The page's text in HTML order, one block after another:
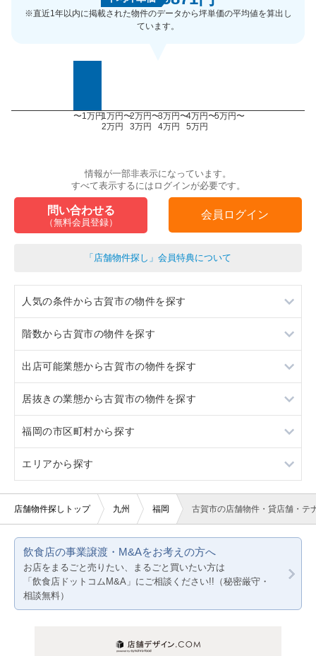
※直近1年以内に掲載された物件のデータから坪単価の平均値を算出し
ています。
〜1万円1万円〜
2万円
2万円〜
3万円
3万円〜
4万円
4万円〜
5万円
5万円〜
情報が一部非表示になっています。
すべて表示するにはログインが必要です。
問い合わせる
（無料会員登録）
会員ログイン
「店舗物件探し」会員特典について
人気の条件から古賀市の物件を探す
居抜き
スケルトン
ロードサイド物件
駐車場あり
看板取り付け可
20坪以下
階数から古賀市の物件を探す
1階
出店可能業態から古賀市の物件を探す
重飲食
軽飲食
バー・クラブ
居抜きの業態から古賀市の物件を探す
焼肉
福岡の市区町村から探す
北九州市すべて
福岡市すべて
北九州市若松区
北九州市戸畑区
エリアから探す
福岡
鹿児島
店舗物件探しトップ 九州 福岡 古賀市の店舗物件・貸店舗・テ
飲食店の事業譲渡・M&Aをお考えの方へ
お店をまるごと売りたい、まるごと買いたい方は
「飲食店ドットコムM&A」にご相談ください!!（秘密厳守・
相談無料）